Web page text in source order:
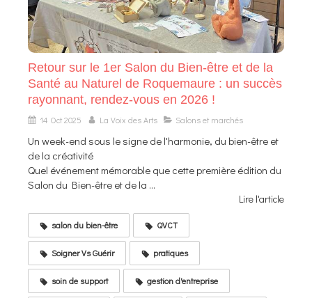
Retour sur le 1er Salon du Bien-être et de la
Santé au Naturel de Roquemaure : un succès
rayonnant, rendez-vous en 2026 !
14 Oct 2025 La Voix des Arts Salons et marchés
Un week-end sous le signe de l'harmonie, du bien-être et
de la créativité
Quel événement mémorable que cette première édition du
Salon du Bien-être et de la ...
Lire l'article
salon du bien-être QVCT
Soigner Vs Guérir pratiques
soin de support gestion d'entreprise